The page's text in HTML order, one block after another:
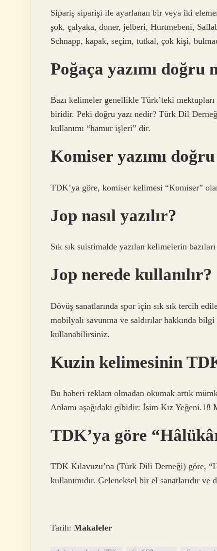
Sipariş siparişi ile ayarlanan bir veya iki
şok, çalyaka, doner, jelberi, Hurtmebeni,
Schnapp, kapak, seçim, tutkal, çok kişi,
Poğaça yazımı doğru
Bazı kelimeler genellikle Türk’teki
biridir. Peki doğru yazı nedir? Türk Dil
kullanımı “hamur işleri” dir.
Komiser yazımı
TDK’ya göre, komiser kelimesi “Komiser”
Jop nasıl yazılır?
Sık sık suistimalde yazılan kelimelerin bazıları
Jop nerede kullanılır?
Dövüş sanatlarında spor için sık sık tercih
mobilyalı savunma ve saldırılar hakkında
kullanabilirsiniz.
Kuzin kelimesinin
Bu haberi reklam olmadan okumak artık
Anlamı aşağıdaki gibidir: İsim Kız Yeğeni.18
TDK’ya göre
TDK Kılavuzu’na (Türk Dili Derneği) göre,
kullanımıdır. Geleneksel bir el sanatlarıdır
Tarih: Makaleler